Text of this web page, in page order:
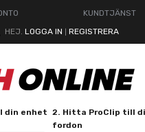
KUNDTJÄNST
HEJ. LOGGA IN REGISTRERA
din enhet 2. Hitta ProClip till
fordon